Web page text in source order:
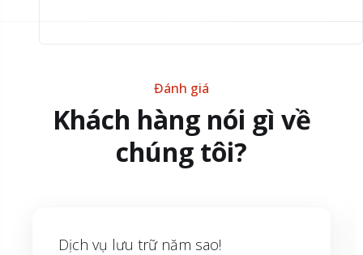
Đánh giá
Khách hàng nói gì về
chúng tôi?
Dịch vụ lưu trữ năm sao!